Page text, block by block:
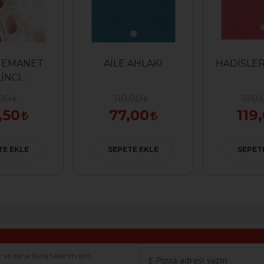
EKLE
AİLE AHLAKI
77,00
SEPETE EKLE
daha fazla tasarım için